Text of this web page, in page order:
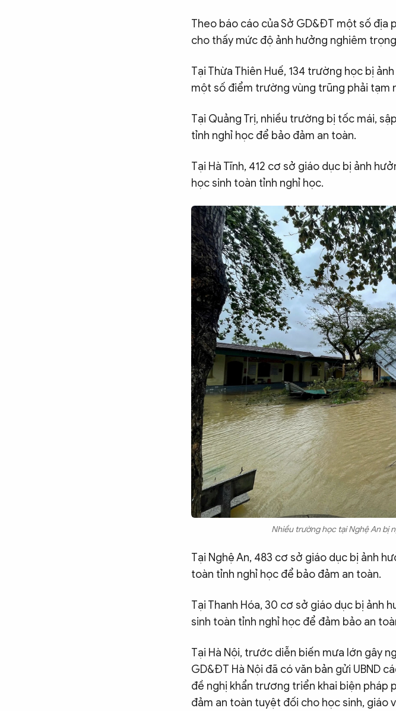
Theo báo cáo của Sở GD&ĐT một số
cho thấy mức độ ảnh hưởng nghiêm
Tại Thừa Thiên Huế, 134 trường học bị
một số điểm trường vùng trũng phải tạm
Tại Quảng Trị, nhiều trường bị tốc mái,
tỉnh nghỉ học để bảo đảm an toàn.
Tại Hà Tĩnh, 412 cơ sở giáo dục bị ảnh
học sinh toàn tỉnh nghỉ học.
Nhiều trường học tại Nghệ An bị
Tại Nghệ An, 483 cơ sở giáo dục bị ảnh
toàn tỉnh nghỉ học để bảo đảm an toàn.
Tại Thanh Hóa, 30 cơ sở giáo dục bị ảnh
sinh toàn tỉnh nghỉ học để đảm bảo an
Tại Hà Nội, trước diễn biến mưa lớn gây
GD&ĐT Hà Nội đã có văn bản gửi UBND
đề nghị khẩn trương triển khai biện pháp
đảm an toàn tuyệt đối cho học sinh, giáo